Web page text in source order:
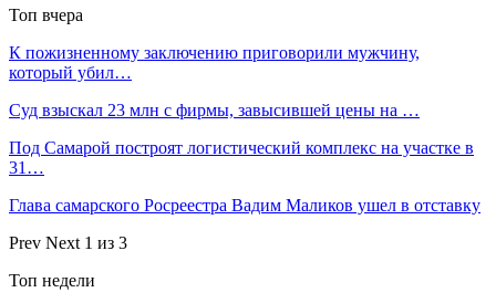
Топ вчера
К пожизненному заключению приговорили мужчину,
который убил…
Суд взыскал 23 млн с фирмы, завысившей цены на …
Под Самарой построят логистический комплекс на участке в
31…
Глава самарского Росреестра Вадим Маликов ушел в отставку
Prev Next 1 из 3
Топ недели